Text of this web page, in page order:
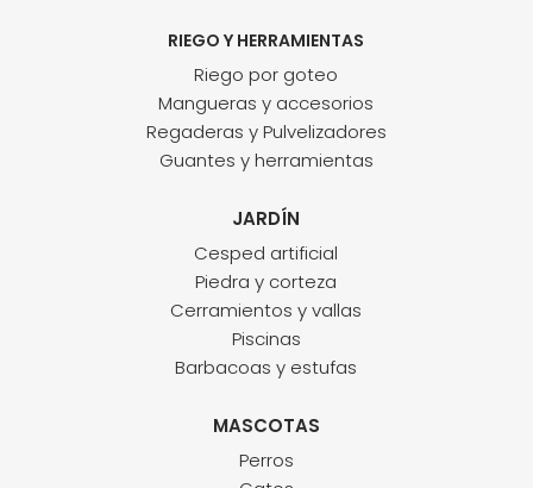
RIEGO Y HERRAMIENTAS
Riego por goteo
Mangueras y accesorios
Regaderas y Pulvelizadores
Guantes y herramientas
JARDÍN
Cesped artificial
Piedra y corteza
Cerramientos y vallas
Piscinas
Barbacoas y estufas
MASCOTAS
Perros